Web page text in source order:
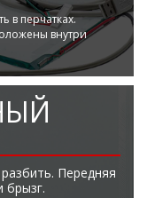
в перчатках.
внутри
Передняя
брызг.